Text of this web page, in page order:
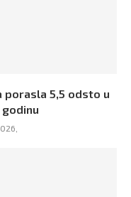
porasla 5,5 odsto u